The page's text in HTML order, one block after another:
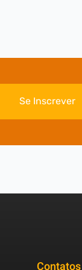
Se Inscrever
Contatos